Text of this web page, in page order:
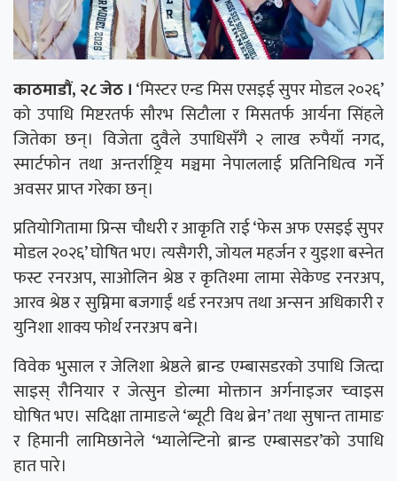
काठमाडौं, २८ जेठ ।‘मिस्टर एन्ड मिस एसइई सुपर मोडल २०२६’
को उपाधि मिष्टरतर्फ सौरभ सिटौला र मिसतर्फ आर्यना सिंहले
जितेका छन्। विजेता दुवैले उपाधिसँगै २ लाख रुपैयाँ नगद,
स्मार्टफोन तथा अन्तर्राष्ट्रिय मञ्चमा नेपाललाई प्रतिनिधित्व गर्ने
अवसर प्राप्त गरेका छन्।
प्रतियोगितामा प्रिन्स चौधरी र आकृति राई ‘फेस अफ एसइई सुपर
मोडल २०२६’ घोषित भए। त्यसैगरी, जोयल महर्जन र युइशा बस्नेत
फस्ट रनरअप, साओलिन श्रेष्ठ र कृतिश्मा लामा सेकेण्ड रनरअप,
आरव श्रेष्ठ र सुम्निमा बजगाईं थर्ड रनरअप तथा अन्सन अधिकारी र
युनिशा शाक्य फोर्थ रनरअप बने।
विवेक भुसाल र जेलिशा श्रेष्ठले ब्रान्ड एम्बासडरको उपाधि जित्दा
साइस् रौनियार र जेत्सुन डोल्मा मोक्तान अर्गनाइजर च्वाइस
घोषित भए। सदिक्षा तामाङले ‘ब्यूटी विथ ब्रेन’ तथा सुषान्त तामाङ
र हिमानी लामिछानेले ‘भ्यालेन्टिनो ब्रान्ड एम्बासडर’को उपाधि
हात पारे।